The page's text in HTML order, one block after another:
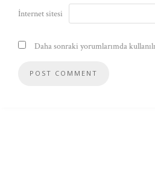
İnternet sitesi
Daha sonraki yorumlarımda